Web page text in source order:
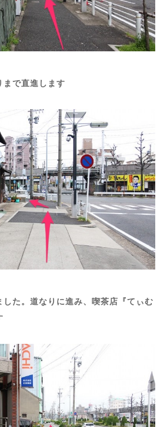
で直進します
た。道なりに進み、喫茶店『てぃむ